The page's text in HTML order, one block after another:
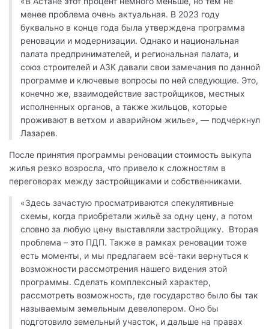
менее проблема очень актуальная. В 2023 году
буквально в конце года была утверждена программа
реновации и модернизации. Однако и национальная
палата предпринимателей, и региональная палата, и
союз строителей и АЗК давали свои замечания по данной
программе и ключевые вопросы по ней следующие. Это,
конечно же, взаимодействие застройщиков, местных
исполненных органов, а также жильцов, которые
проживают в ветхом и аварийном жилье», — подчеркнул
Лазарев.
После принятия программы реновации стоимость выкупа
жилья резко возросла, что привело к сложностям в
переговорах между застройщиками и собственниками.
«Здесь зачастую просматриваются спекулятивные
схемы, когда приобретали жильё за одну цену, а потом
словно за любую цену выставляли застройщику. Вторая
проблема – это ПДП. Также в рамках реновации тоже
есть моменты, и мы предлагаем всё-таки вернуться к
возможности рассмотрения нашего видения этой
программы. Сделать комплексный характер,
рассмотреть возможность, где государство было бы так
называемым земельным девелопером. Оно бы
подготовило земельный участок, и дальше на правах